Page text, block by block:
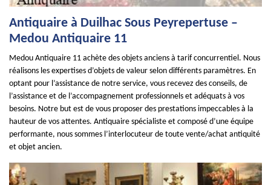
Antiquaire à Duilhac Sous Peyrepertuse –
Medou Antiquaire 11
Medou Antiquaire 11 achète des objets anciens à tarif concurrentiel. Nous
réalisons les expertises d’objets de valeur selon différents paramètres. En
optant pour l’assistance de notre service, vous recevez des conseils, de
l’assistance et de l’accompagnement professionnels et adéquats à vos
besoins. Notre but est de vous proposer des prestations impeccables à la
hauteur de vos attentes. Antiquaire spécialiste et composé d’une équipe
performante, nous sommes l’interlocuteur de toute vente/achat antiquité
et objet ancien.